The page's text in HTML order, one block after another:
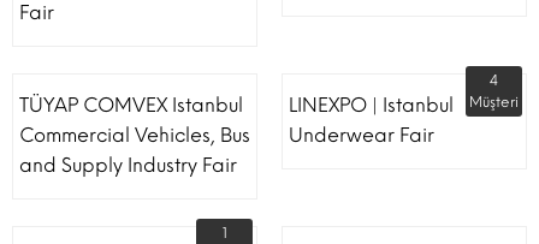
Fair
TÜYAP COMVEX Istanbul
Commercial Vehicles, Bus
and Supply Industry Fair
LINEXPO | Istanbul
Underwear Fair
4
Müşteri
1